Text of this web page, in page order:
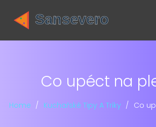
Co upéct na
Home Kuchařské Tipy A Triky Co